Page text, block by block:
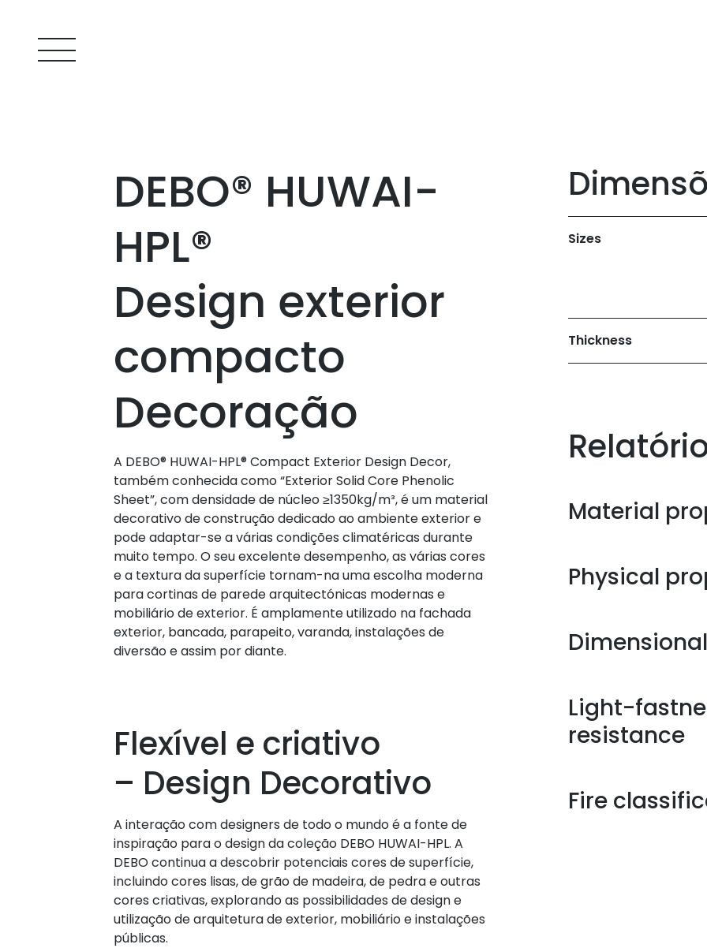
DEBO® HUWAI-
HPL®
Design exterior
compacto
Decoração
A DEBO® HUWAI-HPL® Compact Exterior Design Decor,
também conhecida como “Exterior Solid Core Phenolic
Sheet”, com densidade de núcleo ≥1350kg/m³, é um material
decorativo de construção dedicado ao ambiente exterior e
pode adaptar-se a várias condições climatéricas durante
muito tempo. O seu excelente desempenho, as várias cores
e a textura da superfície tornam-na uma escolha moderna
para cortinas de parede arquitectónicas modernas e
mobiliário de exterior. É amplamente utilizado na fachada
exterior, bancada, parapeito, varanda, instalações de
diversão e assim por diante.
Flexível e criativo
– Design Decorativo
A interação com designers de todo o mundo é a fonte de
inspiração para o design da coleção DEBO HUWAI-HPL. A
DEBO continua a descobrir potenciais cores de superfície,
incluindo cores lisas, de grão de madeira, de pedra e outras
cores criativas, explorando as possibilidades de design e
utilização de arquitetura de exterior, mobiliário e instalações
públicas.
Sizes
Thickness
Material
Physical
Light-
resistance
Fire